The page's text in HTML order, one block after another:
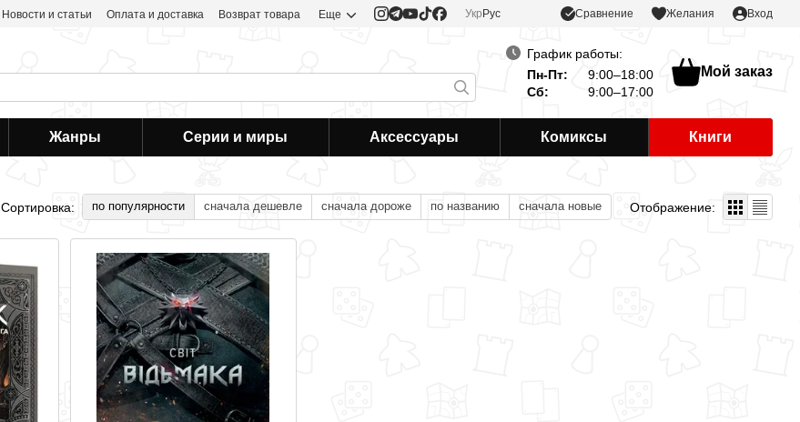
Новости и статьи Оплата и доставка Возврат товара Еще Укр Рус Сравнение Желания Вход
График работы:
Пн-Пт:
9:00–18:00
Сб:
9:00–17:00
Мой заказ
Жанры Серии и миры Аксессуары Комиксы Книги
Сортировка: по популярности сначала дешевле сначала дороже по названию сначала новые Отображение: